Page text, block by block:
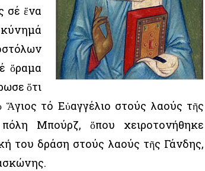
σέ ἕνα
ὅραμα
ὅτι
τό Εὐαγγέλιο στούς λαούς τῆς
Μπούρζ, ὅπου χειροτονήθηκε
του δράση στούς λαούς τῆς Γάνδης,